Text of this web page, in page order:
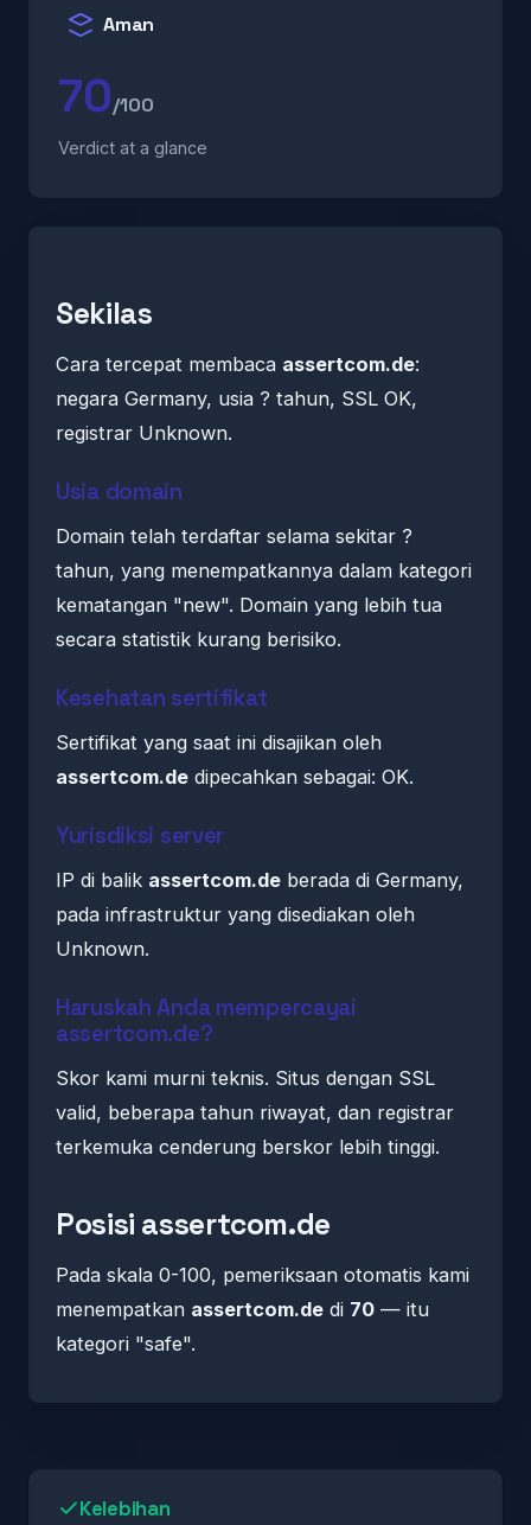
Aman
70/100
Verdict at a glance
Sekilas
Cara tercepat membaca assertcom.de:
negara Germany, usia ? tahun, SSL OK,
registrar Unknown.
Usia domain
Domain telah terdaftar selama sekitar ?
tahun, yang menempatkannya dalam kategori
kematangan "new". Domain yang lebih tua
secara statistik kurang berisiko.
Kesehatan sertifikat
Sertifikat yang saat ini disajikan oleh
assertcom.de dipecahkan sebagai: OK.
Yurisdiksi server
IP di balik assertcom.de berada di Germany,
pada infrastruktur yang disediakan oleh
Unknown.
Haruskah Anda mempercayai
assertcom.de?
Skor kami murni teknis. Situs dengan SSL
valid, beberapa tahun riwayat, dan registrar
terkemuka cenderung berskor lebih tinggi.
Posisi assertcom.de
Pada skala 0-100, pemeriksaan otomatis kami
menempatkan assertcom.de di 70 — itu
kategori "safe".
Kelebihan